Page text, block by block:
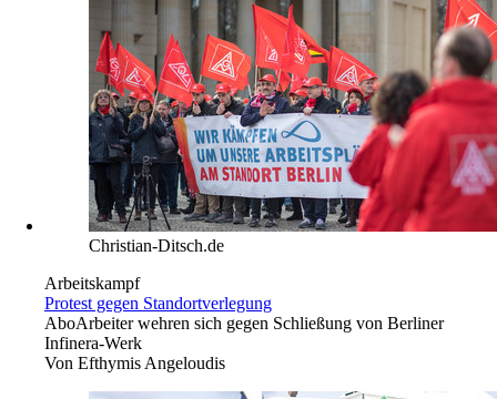
Christian-Ditsch.de
Arbeitskampf
Protest gegen Standortverlegung
AboArbeiter wehren sich gegen Schließung von Berliner
Infinera-Werk
Von Efthymis Angeloudis